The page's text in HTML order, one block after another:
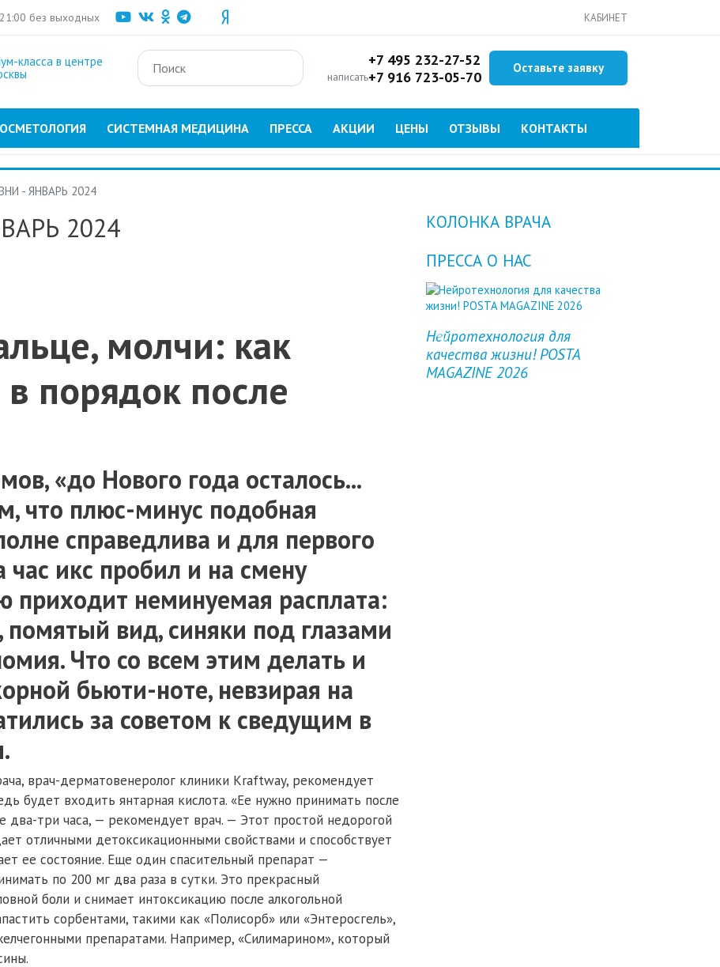
Перейти
основному
без выходных КАБИНЕТ
класса в центре
+7 495 232-27-52
написать+7 916 723-05-70 Оставьте заявку
СИСТЕМНАЯ МЕДИЦИНА ПРЕССА АКЦИИ ЦЕНЫ ОТЗЫВЫ КОНТАКТЫ
- ЯНВАРЬ 2024
2024
молчи: как
порядок после
«до Нового года осталось...
что плюс-минус подобная
справедлива и для первого
час икс пробил и на смену
приходит неминуемая расплата:
вид, синяки под глазами
Что со всем этим делать и
бьюти-ноте, невзирая на
за советом к сведущим в
врач-дерматовенеролог клиники Kraftway, рекомендует
будет входить янтарная кислота. «Ее нужно принимать после
два-три часа, — рекомендует врач. — Этот простой недорогой
отличными детоксикационными свойствами и способствует
ее состояние. Еще один спасительный препарат —
по 200 мг два раза в сутки. Это прекрасный
боли и снимает интоксикацию после алкогольной
сорбентами, такими как «Полисорб» или «Энтеросгель»,
препаратами. Например, «Силимарином», который
КОЛОНКА ВРАЧА
ПРЕССА О НАС
Нейротехнология для
качества жизни! POSTA
MAGAZINE 2026
Previous